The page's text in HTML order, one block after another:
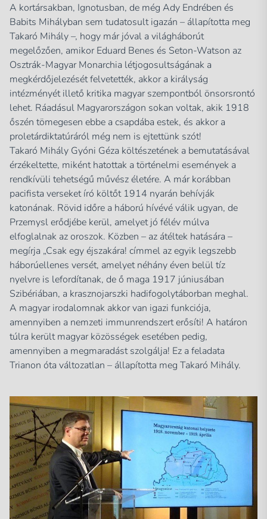
A kortársakban, Ignotusban, de még Ady Endrében és
Babits Mihályban sem tudatosult igazán – állapította meg
Takaró Mihály –, hogy már jóval a világháborút
megelőzően, amikor Eduard Benes és Seton-Watson az
Osztrák-Magyar Monarchia létjogosultságának a
megkérdőjelezését felvetették, akkor a királyság
intézményét illető kritika magyar szempontból önsorsrontó
lehet. Ráadásul Magyarországon sokan voltak, akik 1918
őszén tömegesen ebbe a csapdába estek, és akkor a
proletárdiktatúráról még nem is ejtettünk szót!
Takaró Mihály Gyóni Géza költészetének a bemutatásával
érzékeltette, miként hatottak a történelmi események a
rendkívüli tehetségű művész életére. A már korábban
pacifista verseket író költőt 1914 nyarán behívják
katonának. Rövid időre a háború hívévé válik ugyan, de
Przemysl erődjébe kerül, amelyet jó félév múlva
elfoglalnak az oroszok. Közben – az átéltek hatására –
megírja „Csak egy éjszakára! címmel az egyik legszebb
háborúellenes versét, amelyet néhány éven belül tíz
nyelvre is lefordítanak, de ő maga 1917 júniusában
Szibériában, a krasznojarszki hadifogolytáborban meghal.
A magyar irodalomnak akkor van igazi funkciója,
amennyiben a nemzeti immunrendszert erősíti! A határon
túlra került magyar közösségek esetében pedig,
amennyiben a megmaradást szolgálja! Ez a feladata
Trianon óta változatlan – állapította meg Takaró Mihály.